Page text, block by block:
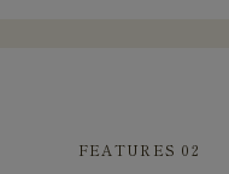
FEATURES 02